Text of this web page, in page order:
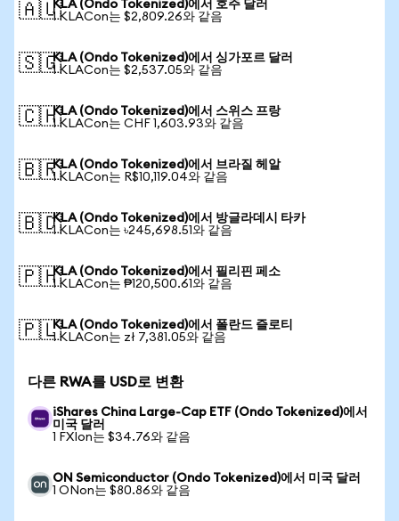
🇦🇺KLA (Ondo Tokenized)에서 호주 달러
1 KLACon는 $2,809.26와 같음
🇸🇬KLA (Ondo Tokenized)에서 싱가포르 달러
1 KLACon는 $2,537.05와 같음
🇨🇭KLA (Ondo Tokenized)에서 스위스 프랑
1 KLACon는 CHF 1,603.93와 같음
🇧🇷KLA (Ondo Tokenized)에서 브라질 헤알
1 KLACon는 R$10,119.04와 같음
🇧🇩KLA (Ondo Tokenized)에서 방글라데시 타카
1 KLACon는 ৳245,698.51와 같음
🇵🇭KLA (Ondo Tokenized)에서 필리핀 페소
1 KLACon는 ₱120,500.61와 같음
🇵🇱KLA (Ondo Tokenized)에서 폴란드 즐로티
1 KLACon는 zł 7,381.05와 같음
다른 RWA를 USD로 변환
iShares China Large-Cap ETF (Ondo Tokenized)에서
미국 달러
1 FXIon는 $34.76와 같음
ON Semiconductor (Ondo Tokenized)에서 미국 달러
1 ONon는 $80.86와 같음